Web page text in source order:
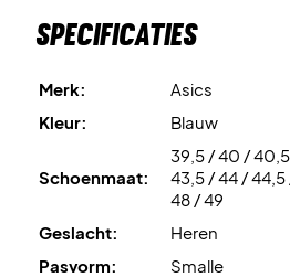
PRECISION SOLEis de innovatieve
patroon met een draaizone, zodat
Heers over de baan – bestel
padelschoenen!
Kleur:Donkerblauw en menthol.
Specificaties
Merk:
Asics
Kleur:
Blauw
Schoenmaat:
39,5 / 40 /
43,5 / 44 /
48 / 49
Geslacht:
Heren
Pasvorm:
Smalle